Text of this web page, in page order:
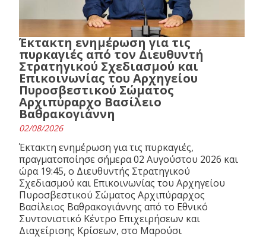
Έκτακτη ενημέρωση για τις
πυρκαγιές από τον Διευθυντή
Στρατηγικού Σχεδιασμού και
Επικοινωνίας του Αρχηγείου
Πυροσβεστικού Σώματος
Αρχιπύραρχο Βασίλειο
Βαθρακογιάννη
02/08/2026
Έκτακτη ενημέρωση για τις πυρκαγιές,
πραγματοποίησε σήμερα 02 Αυγούστου 2026 και
ώρα 19:45, ο Διευθυντής Στρατηγικού
Σχεδιασμού και Επικοινωνίας του Αρχηγείου
Πυροσβεστικού Σώματος Αρχιπύραρχος
Βασίλειος Βαθρακογιάννης από το Εθνικό
Συντονιστικό Κέντρο Επιχειρήσεων και
Διαχείρισης Κρίσεων, στο Μαρούσι